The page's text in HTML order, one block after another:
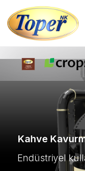
Kahve
Endüstriyel